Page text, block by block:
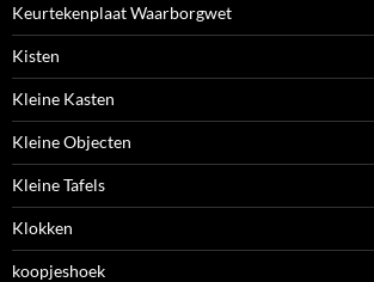
Keurtekenplaat Waarborgwet
Kisten
Kleine Kasten
Kleine Objecten
Kleine Tafels
Klokken
koopjeshoek